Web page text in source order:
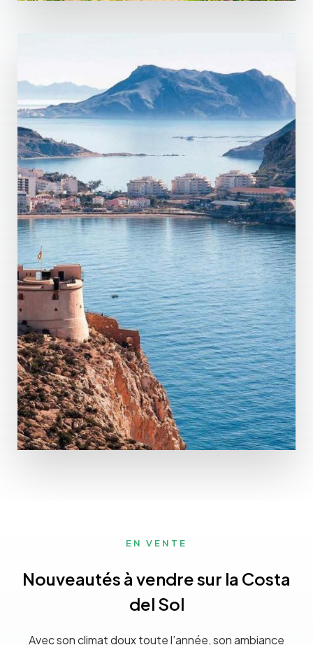
PLUS DE DÉTAILS
EN VENTE
Nouveautés à vendre sur la Costa
del Sol
Avec son climat doux toute l’année, son ambiance